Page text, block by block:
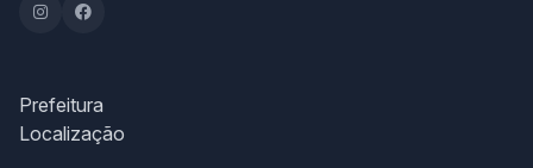
Prefeitura
Localização